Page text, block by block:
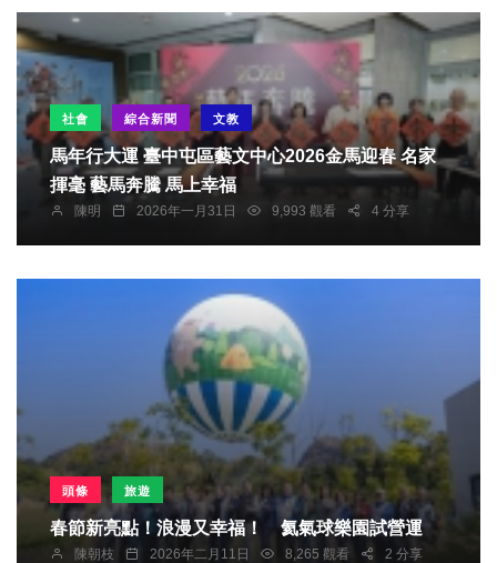
社會 綜合新聞 文教
馬年行大運 臺中屯區藝文中心2026金馬迎春 名家
揮毫 藝馬奔騰 馬上幸福
陳明 2026年一月31日 9,993 觀看 4 分享
頭條 旅遊
春節新亮點！浪漫又幸福！ 氦氣球樂園試營運
陳朝枝 2026年二月11日 8,265 觀看 2 分享
專欄
國師楊登嵙點評「庫錢造假」事件 宮廟達人高哲翰